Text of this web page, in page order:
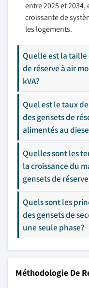
entre 2025 et
croissante de
les logements.
Quelle est la taille
de réserve à air
kVA?
Quel est le taux
des gensets de
alimentés au
Quelles sont les
la croissance du
gensets de
Quels sont les
des gensets de
une seule phase?
Méthodologie De